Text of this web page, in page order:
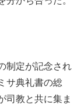
制定が記念され
サ典礼書の総
司教と共に集ま